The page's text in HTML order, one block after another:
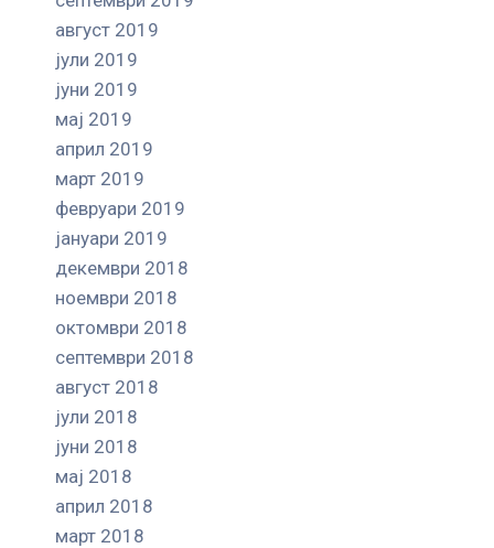
август 2019
јули 2019
јуни 2019
мај 2019
април 2019
март 2019
февруари 2019
јануари 2019
декември 2018
ноември 2018
октомври 2018
септември 2018
август 2018
јули 2018
јуни 2018
мај 2018
април 2018
март 2018